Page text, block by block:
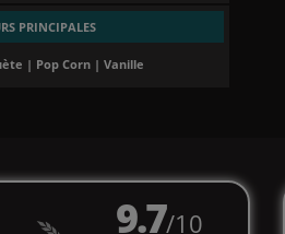
PRINCIPALES
| Pop Corn | Vanille